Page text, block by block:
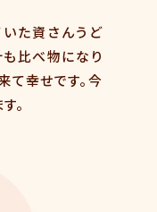
た資さんうど
比べ物になり
て幸せです。今
。